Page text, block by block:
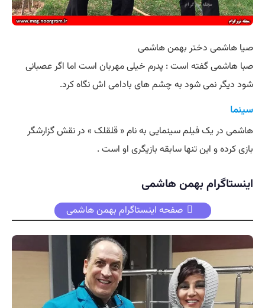
صیا هاشمی دختر بهمن هاشمی
صبا هاشمی گفته است : پدرم خیلی مهربان است اما اگر عصبانی
شود دیگر نمی شود به چشم های بادامی اش نگاه کرد.
سینما
هاشمی در یک فیلم سینمایی به نام « قلقلک » در نقش گزارشگر
بازی کرده و این تنها سابقه بازیگری او است .
اینستاگرام بهمن هاشمی
صفحه اینستاگرام بهمن هاشمی